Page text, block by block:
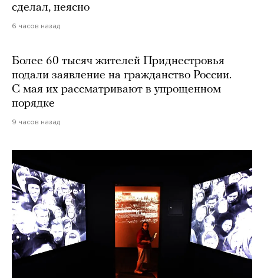
сделал, неясно
6 часов назад
Более 60 тысяч жителей Приднестровья
подали заявление на гражданство России.
С мая их рассматривают в упрощенном
порядке
9 часов назад